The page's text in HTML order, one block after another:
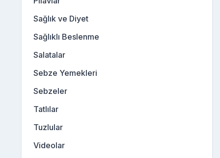
Sağlık ve Diyet
Sağlıklı Beslenme
Salatalar
Sebze Yemekleri
Sebzeler
Tatlılar
Tuzlular
Videolar